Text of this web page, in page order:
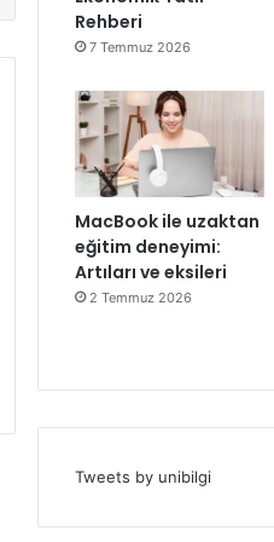
Rehberi
7 Temmuz 2026
MacBook ile uzaktan
eğitim deneyimi:
Artıları ve eksileri
2 Temmuz 2026
Tweets by unibilgi